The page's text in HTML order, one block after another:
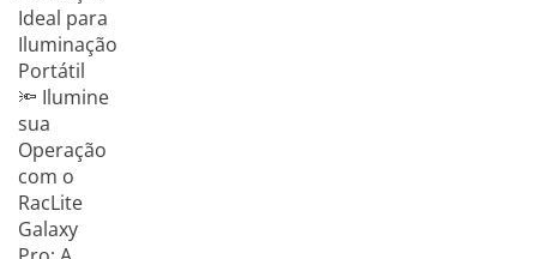
Ideal para
Iluminação
Portátil
🔦 Ilumine
sua
Operação
com o
RacLite
Galaxy